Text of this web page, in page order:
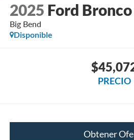
2025 Ford
Big Bend
Disponible
PRECIO
Obtener